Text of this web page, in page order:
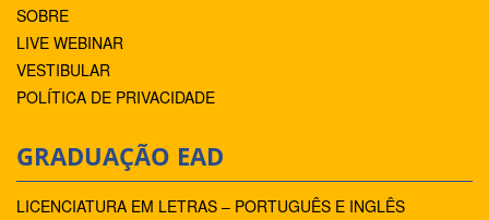
SOBRE
LIVE WEBINAR
VESTIBULAR
POLÍTICA DE PRIVACIDADE
GRADUAÇÃO EAD
LICENCIATURA EM LETRAS – PORTUGUÊS E INGLÊS